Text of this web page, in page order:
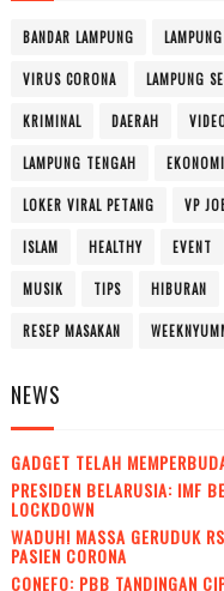
BANDAR LAMPUNG LAMPUNG
VIRUS CORONA LAMPUNG
KRIMINAL DAERAH
LAMPUNG TENGAH EKONOMI
LOKER VIRAL PETANG VP
ISLAM HEALTHY EVENT
MUSIK TIPS HIBURAN
RESEP MASAKAN
NEWS
GADGET TELAH
PRESIDEN BELARUSIA: IMF
LOCKDOWN
WADUH! MASSA GERUDUK
PASIEN CORONA
CONEFO: PBB TANDINGAN